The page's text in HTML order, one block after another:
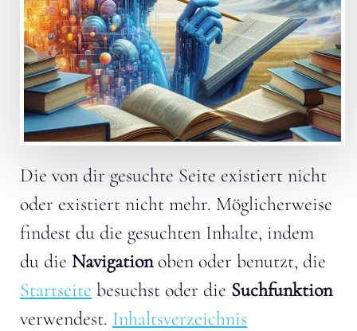
Die von dir gesuchte Seite existiert nicht
oder existiert nicht mehr. Möglicherweise
findest du die gesuchten Inhalte, indem
du die Navigation oben oder benutzt, die
Startseite besuchst oder die Suchfunktion
verwendest. Inhaltsverzeichnis